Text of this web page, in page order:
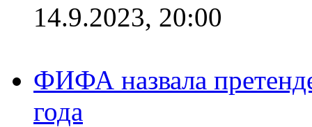
14.9.2023, 20:00
ФИФА назвала
года